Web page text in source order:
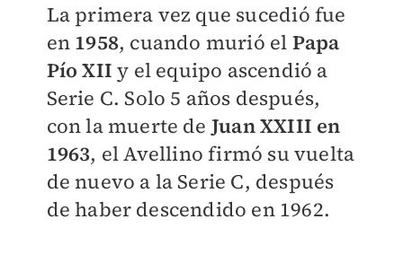
La primera vez que sucedió fue
en 1958, cuando murió el Papa
Pío XIIy el equipo ascendió a
Serie C. Solo 5 años después,
con la muerte de Juan XXIII en
1963, el Avellino firmó su vuelta
de nuevo a la Serie C, después
de haber descendido en 1962.